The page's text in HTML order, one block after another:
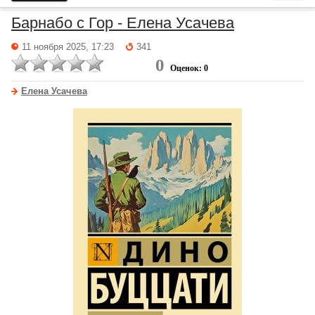
Барнабо с Гор - Елена Усачева
11 ноября 2025, 17:23 341
0 Оценок: 0
Елена Усачева